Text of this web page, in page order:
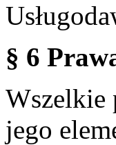
§ 6
Wszelkie
jego